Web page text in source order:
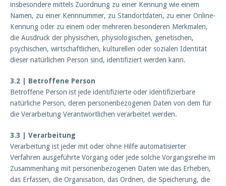
insbesondere mittels Zuordnung zu einer Kennung wie einem
Namen, zu einer Kennnummer, zu Standortdaten, zu einer Online-
Kennung oder zu einem oder mehreren besonderen Merkmalen,
die Ausdruck der physischen, physiologischen, genetischen,
psychischen, wirtschaftlichen, kulturellen oder sozialen Identität
dieser natürlichen Person sind, identifiziert werden kann.
3.2 | Betroffene Person
Betroffene Person ist jede identifizierte oder identifizierbare
natürliche Person, deren personenbezogenen Daten von dem für
die Verarbeitung Verantwortlichen verarbeitet werden.
3.3 | Verarbeitung
Verarbeitung ist jeder mit oder ohne Hilfe automatisierter
Verfahren ausgeführte Vorgang oder jede solche Vorgangsreihe im
Zusammenhang mit personenbezogenen Daten wie das Erheben,
das Erfassen, die Organisation, das Ordnen, die Speicherung, die